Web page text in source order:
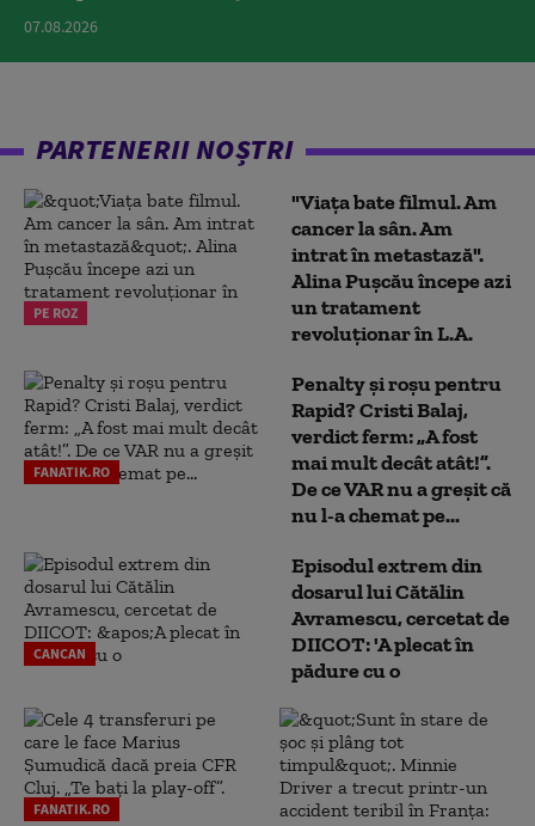
07.08.2026
PARTENERII NOȘTRI
PE ROZ
"Viața bate filmul. Am
cancer la sân. Am
intrat în metastază".
Alina Pușcău începe azi
un tratament
revoluționar în L.A.
FANATIK.RO
Penalty și roșu pentru
Rapid? Cristi Balaj,
verdict ferm: „A fost
mai mult decât atât!”.
De ce VAR nu a greșit că
nu l-a chemat pe...
CANCAN
Episodul extrem din
dosarul lui Cătălin
Avramescu, cercetat de
DIICOT: 'A plecat în
pădure cu o
FANATIK.RO